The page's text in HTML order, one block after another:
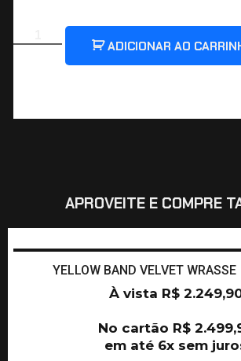
ADICIONAR AO
APROVEITE E COMPRE
YELLOW BAND VELVET WRASSE
À vista R$
No cartão R$
em até 6x sem